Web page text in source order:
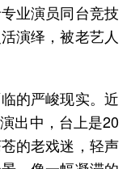
业演员同台竞技
演绎，被老艺人
的严峻现实。近
出中，台上是20
的老戏迷，轻声